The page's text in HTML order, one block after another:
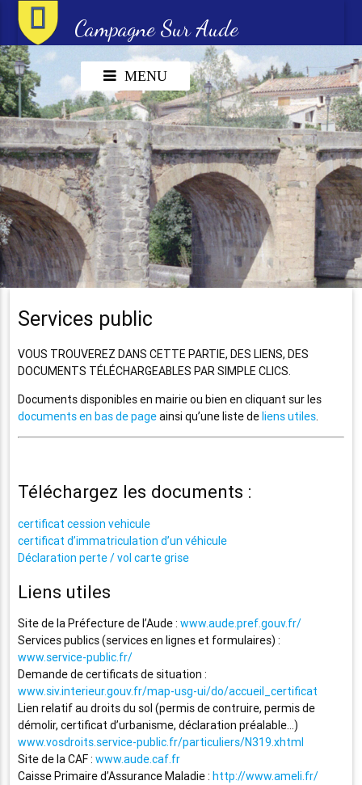
Campagne Sur Aude
MENU
Services public
VOUS TROUVEREZ DANS CETTE PARTIE, DES LIENS, DES
DOCUMENTS TÉLÉCHARGEABLES PAR SIMPLE CLICS.
Documents disponibles en mairie ou bien en cliquant sur les
documents en bas de pageainsi qu’une liste deliens utiles.
Téléchargez les documents :
certificat cession vehicule
certificat d’immatriculation d’un véhicule
Déclaration perte / vol carte grise
Liens utiles
Site de la Préfecture de l’Aude :www.aude.pref.gouv.fr/
Services publics (services en lignes et formulaires) :
www.service-public.fr/
Demande de certificats de situation :
www.siv.interieur.gouv.fr/map-usg-ui/do/accueil_certificat
Lien relatif au droits du sol (permis de contruire, permis de
démolir, certificat d’urbanisme, déclaration préalable…)
www.vosdroits.service-public.fr/particuliers/N319.xhtml
Site de la CAF :www.aude.caf.fr
Caisse Primaire d’Assurance Maladie : http://www.ameli.fr/